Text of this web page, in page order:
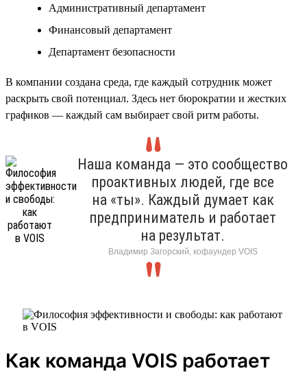
Административный департамент
Финансовый департамент
Департамент безопасности
В компании создана среда, где каждый сотрудник может
раскрыть свой потенциал. Здесь нет бюрократии и жестких
графиков — каждый сам выбирает свой ритм работы.
Наша команда — это сообщество
проактивных людей, где все
на «ты». Каждый думает как
предприниматель и работает
на результат.
Владимир Загорский, кофаундер VOIS
Как команда VOIS работает